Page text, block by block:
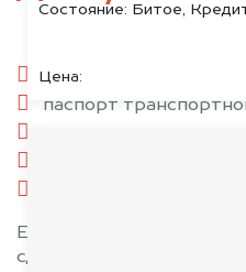
Состояние: Битое,
Цена:
паспорт гражданина
паспорт
Если у вас нет всех
сделают всё